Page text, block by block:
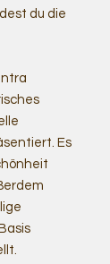
du die
Es